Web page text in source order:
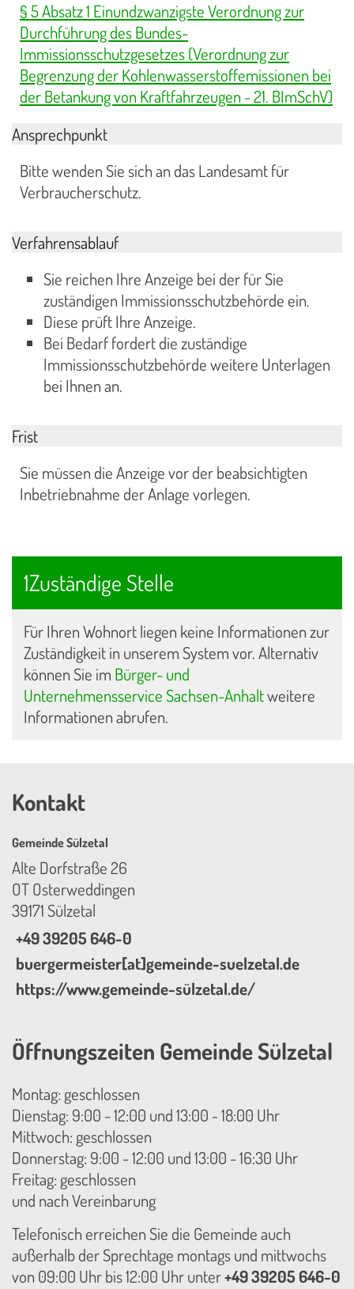
§ 5 Absatz 1 Einundzwanzigste Verordnung zur
Durchführung des Bundes-
Immissionsschutzgesetzes (Verordnung zur
Begrenzung der Kohlenwasserstoffemissionen bei
der Betankung von Kraftfahrzeugen - 21. BImSchV)
Ansprechpunkt
Bitte wenden Sie sich an das Landesamt für
Verbraucherschutz.
Verfahrensablauf
Sie reichen Ihre Anzeige bei der für Sie
zuständigen Immissionsschutzbehörde ein.
Diese prüft Ihre Anzeige.
Bei Bedarf fordert die zuständige
Immissionsschutzbehörde weitere Unterlagen
bei Ihnen an.
Frist
Sie müssen die Anzeige vor der beabsichtigten
Inbetriebnahme der Anlage vorlegen.
1Zuständige Stelle
Für Ihren Wohnort liegen keine Informationen zur
Zuständigkeit in unserem System vor. Alternativ
können Sie im Bürger- und
Unternehmensservice Sachsen-Anhaltweitere
Informationen abrufen.
Kontakt
Gemeinde Sülzetal
Alte Dorfstraße 26
OT Osterweddingen
39171 Sülzetal
+49 39205 646-0
buergermeister[at]gemeinde-suelzetal.de
https://www.gemeinde-sülzetal.de/
Öffnungszeiten Gemeinde Sülzetal
Montag: geschlossen
Dienstag: 9:00 - 12:00 und 13:00 - 18:00 Uhr
Mittwoch: geschlossen
Donnerstag: 9:00 - 12:00 und 13:00 - 16:30 Uhr
Freitag: geschlossen
und nach Vereinbarung
Telefonisch erreichen Sie die Gemeinde auch
außerhalb der Sprechtage montags und mittwochs
von 09:00 Uhr bis 12:00 Uhr unter+49 39205 646-0